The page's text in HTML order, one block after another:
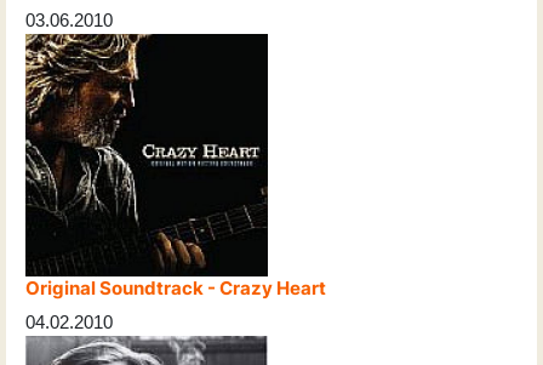
03.06.2010
Original Soundtrack - Crazy Heart
04.02.2010